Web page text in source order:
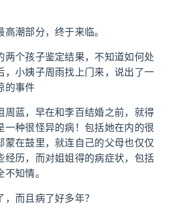
潮部分，终于来临。
两个孩子鉴定结果，不知道如何处
，小姨子周雨找上门来，说出了一
的事件
周蓝，早在和李百结婚之前，就得
一种很怪异的病！包括她在内的很
蒙在鼓里，就连自己的父母也仅仅
经历，而对姐姐得的病症状，包括
知情。
而且病了好多年？